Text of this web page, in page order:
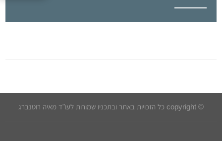
© copyright כל הזכויות באתר ובתכניו שמורות לעו"ד מאיה רוטנברג